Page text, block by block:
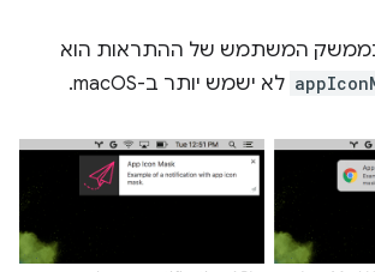
המשתמש של ההתראות הוא
לא ישמש יותר ב-macOS.